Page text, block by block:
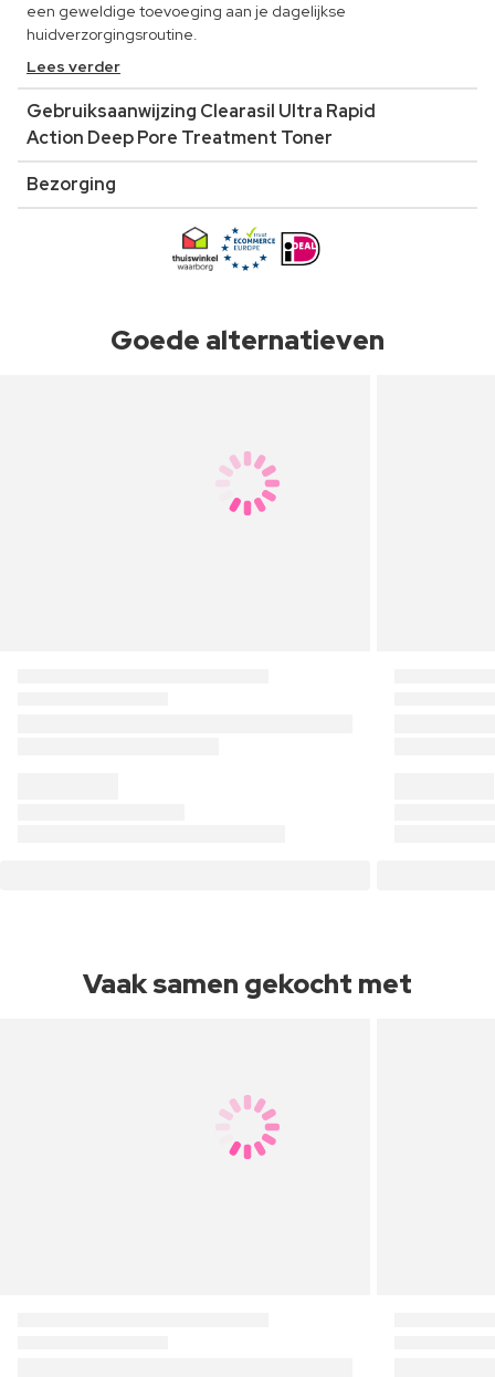
een geweldige toevoeging aan je dagelijkse
huidverzorgingsroutine.
Lees verder
Gebruiksaanwijzing Clearasil Ultra Rapid
Action Deep Pore Treatment Toner
Bezorging
Goede alternatieven
Vaak samen gekocht met